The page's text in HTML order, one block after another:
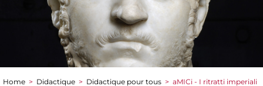
Home > Didactique > Didactique pour tous > aMICi - I ritratti imperiali